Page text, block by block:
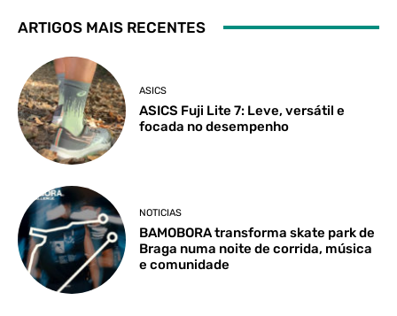
ARTIGOS MAIS RECENTES
ASICS
ASICS Fuji Lite 7: Leve, versátil e
focada no desempenho
NOTICIAS
BAMOBORA transforma skate park de
Braga numa noite de corrida, música
e comunidade